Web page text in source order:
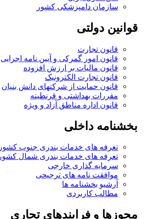
سازمان دامپزشکی کشور
قوانین دولتی
قانون تجارت
قانون امور گمرکی و آیین نامه اجرایی
قانون مالیات بر ارزش افزوده
قانون تجارت الکترونیک
قانون حمایت از شرکتهای دانش بنیان
مقررات بهداشتی و قرنطینه
قانون اداره مناطق آزاد و ویژه
بخشنامه داخلی
تعرفه های خدمات بندری جنوب کشور
تعرفه های خدمات بندری شمال کشور
سرمایه گذاری خارجی
موافقت نامه های ترجیحی
آرشیو بخشنامه ها
مطالب کاربردی
مجوزها و فرایندهای تجاری